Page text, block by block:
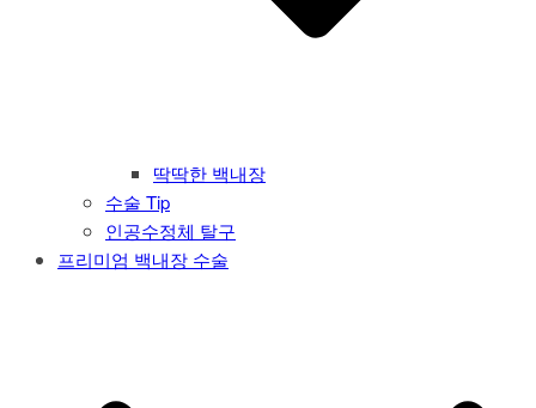
딱딱한 백내장
수술 Tip
인공수정체 탈구
프리미엄 백내장 수술